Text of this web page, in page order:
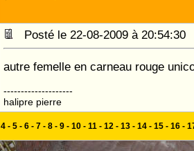
Posté le 22-08-2009 à
autre femelle en carneau rouge
--------------------
halipre pierre
4 - 5 - 6 - 7 - 8 - 9 - 10 - 11 - 12 - 13 - 14 - 15 - 16 -